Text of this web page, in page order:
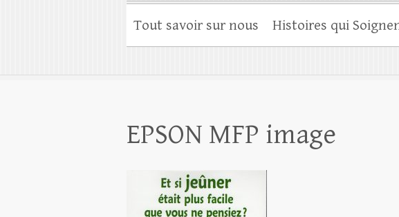
Tout savoir sur nous Histoires qui
EPSON MFP image